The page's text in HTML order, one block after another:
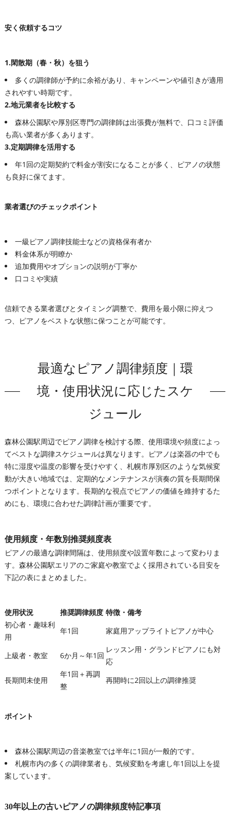
安く依頼するコツ
1.閑散期（春・秋）を狙う
多くの調律師が予約に余裕があり、キャンペーンや値引きが適用
されやすい時期です。
2.地元業者を比較する
森林公園駅や厚別区専門の調律師は出張費が無料で、口コミ評価
も高い業者が多くあります。
3.定期調律を活用する
年1回の定期契約で料金が割安になることが多く、ピアノの状態
も良好に保てます。
業者選びのチェックポイント
一級ピアノ調律技能士などの資格保有者か
料金体系が明瞭か
追加費用やオプションの説明が丁寧か
口コミや実績
信頼できる業者選びとタイミング調整で、費用を最小限に抑えつ
つ、ピアノをベストな状態に保つことが可能です。
最適なピアノ調律頻度｜環
境・使用状況に応じたスケ
ジュール
森林公園駅周辺でピアノ調律を検討する際、使用環境や頻度によっ
てベストな調律スケジュールは異なります。ピアノは楽器の中でも
特に湿度や温度の影響を受けやすく、札幌市厚別区のような気候変
動が大きい地域では、定期的なメンテナンスが演奏の質を長期間保
つポイントとなります。長期的な視点でピアノの価値を維持するた
めにも、環境に合わせた調律計画が重要です。
使用頻度・年数別推奨頻度表
ピアノの最適な調律間隔は、使用頻度や設置年数によって変わりま
す。森林公園駅エリアのご家庭や教室でよく採用されている目安を
下記の表にまとめました。
使用状況 推奨調律頻度 特徴・備考
初心者・趣味利
用
年1回 家庭用アップライトピアノが中心
上級者・教室 6か月～年1回
レッスン用・グランドピアノにも対
応
長期間未使用
年1回＋再調
整
再開時に2回以上の調律推奨
ポイント
森林公園駅周辺の音楽教室では半年に1回が一般的です。
札幌市内の多くの調律業者も、気候変動を考慮し年1回以上を提
案しています。
30年以上の古いピアノの調律頻度特記事項